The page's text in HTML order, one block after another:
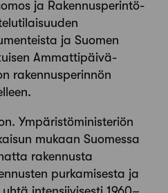
ja Rakennusperintö-
ja Suomen
Ammattipäivä-
rakennusperinnön
Ympäristöministeriön
mukaan Suomessa
rakennusta
purkamisesta ja